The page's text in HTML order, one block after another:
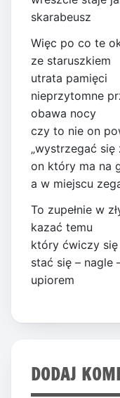
skarabeusz
Więc po co te
ze staruszkiem
utrata pamięci
nieprzytomne
obawa nocy
czy to nie on
„wystrzegać się
on który ma na
a w miejscu
To zupełnie w
kazać temu
który ćwiczy
stać się – nagle
upiorem
DODAJ